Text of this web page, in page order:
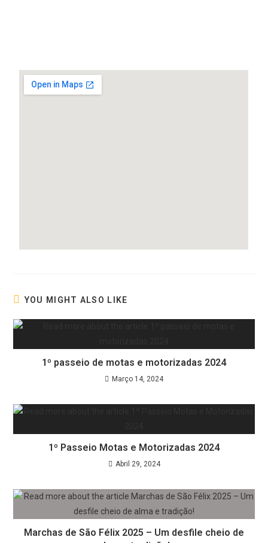
YOU MIGHT ALSO LIKE
1º passeio de motas e motorizadas 2024
Março 14, 2024
1º Passeio Motas e Motorizadas 2024
Abril 29, 2024
Marchas de São Félix 2025 – Um desfile cheio de